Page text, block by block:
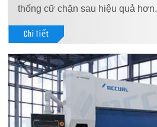
thống cữ chặn sau hiệu quả hơn.
Chi Tiết